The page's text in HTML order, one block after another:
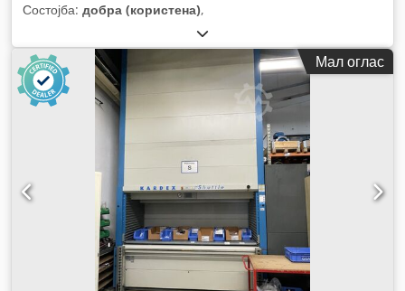
Состојба: добра (користена),
Мал оглас